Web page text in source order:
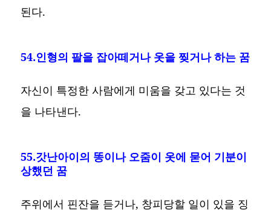
된다.
54.인형의 팔을 잡아떼거나 옷을 찢거나 하는 꿈
자신이 특정한 사람에게 미움을 갖고 있다는 것
을 나타낸다.
55.갓난아이의 똥이나 오줌이 옷에 묻어 기분이
상했던 꿈
주위에서 핀잔을 듣거나, 창피당할 일이 있을 징